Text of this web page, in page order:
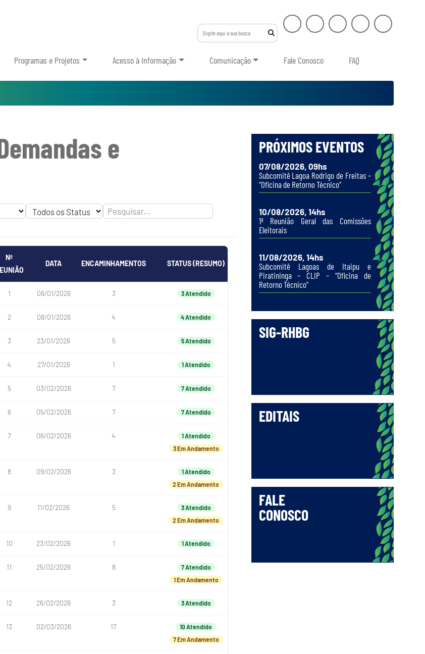
Programas e Projetos Acesso à Informação Comunicação Fale Conosco FAQ
e
Nº
DATA ENCAMINHAMENTOS STATUS (RESUMO)
1 06/01/2026 3 3 Atendido
2 08/01/2026 4 4 Atendido
3 23/01/2026 5 5 Atendido
4 27/01/2026 1 1 Atendido
5 03/02/2026 7 7 Atendido
6 05/02/2026 7 7 Atendido
7 06/02/2026 4
1 Atendido
3 Em Andamento
8 09/02/2026 3
1 Atendido
2 Em Andamento
9 11/02/2026 5
3 Atendido
2 Em Andamento
10 23/02/2026 1 1 Atendido
11 25/02/2026 8
7 Atendido
1 Em Andamento
12 26/02/2026 3 3 Atendido
13 02/03/2026 17
10 Atendido
7 Em Andamento
PRÓXIMOS EVENTOS
07/08/2026, 09hs
Subcomitê Lagoa Rodrigo de Freitas –
“Oficina de Retorno Técnico”
10/08/2026, 14hs
1ª Reunião Geral das Comissões
Eleitorais
11/08/2026, 14hs
Subcomitê Lagoas de Itaipu e
Piratininga – CLIP – “Oficina de
Retorno Técnico”
SIG-RHBG
EDITAIS
FALE
CONOSCO